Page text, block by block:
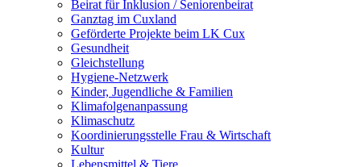
Beirat für Inklusion / Seniorenbeirat
Ganztag im Cuxland
Geförderte Projekte beim LK Cux
Gesundheit
Gleichstellung
Hygiene-Netzwerk
Kinder, Jugendliche & Familien
Klimafolgenanpassung
Klimaschutz
Koordinierungsstelle Frau & Wirtschaft
Kultur
Lebensmittel & Tiere